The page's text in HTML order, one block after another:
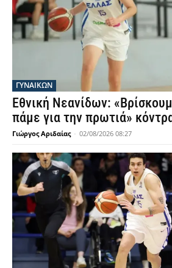
ΓΥΝΑΙΚΩΝ
Εθνική Νεανίδων:
πάμε για την πρωτιά»
Γιώργος Αριδαίας - 02/08/2026 08:27